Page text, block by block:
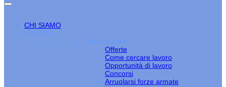
CHI SIAMO
LAVORO
Cerco Lavoro
Offerte
Come cercare lavoro
Opportunità di lavoro
Concorsi
Arruolarsi forze armate